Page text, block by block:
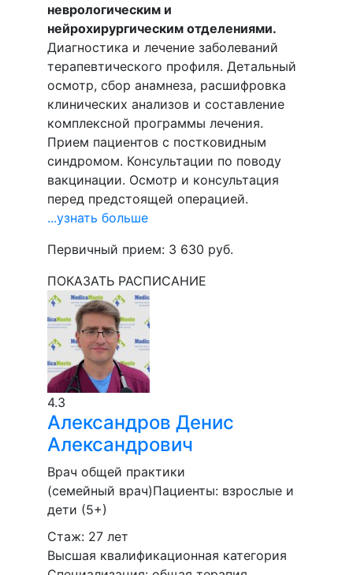
неврологическим и
нейрохирургическим отделениями.
Диагностика и лечение заболеваний
терапевтического профиля. Детальный
осмотр, сбор анамнеза, расшифровка
клинических анализов и составление
комплексной программы лечения.
Прием пациентов с постковидным
синдромом. Консультации по поводу
вакцинации. Осмотр и консультация
перед предстоящей операцией.
...узнать больше
Первичный прием: 3 630 руб.
ПОКАЗАТЬ РАСПИСАНИЕ
4.3
Александров Денис
Александрович
Врач общей практики
(семейный врач)Пациенты: взрослые и
дети (5+)
Стаж: 27 лет
Высшая квалификационная категория